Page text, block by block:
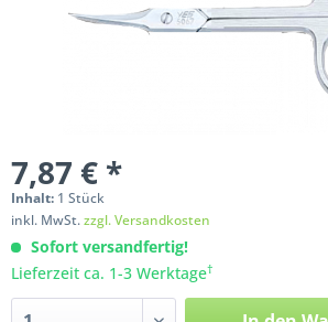
7,87 € *
Inhalt: 1 Stück
inkl. MwSt.zzgl. Versandkosten
Sofort versandfertig!
Lieferzeit ca. 1-3 Werktage†